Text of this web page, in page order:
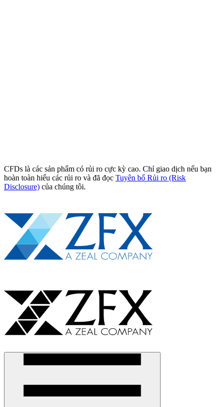
CFDs là các sản phẩm có rủi ro cực kỳ cao. Chỉ giao dịch nếu bạn
hoàn toàn hiểu các rủi ro và đã đọc Tuyên bố Rủi ro (Risk
Disclosure) của chúng tôi.